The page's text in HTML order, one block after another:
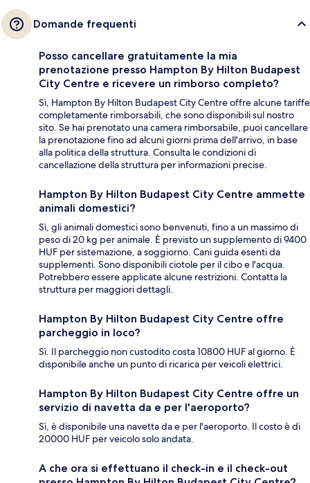
Domande frequenti
Posso cancellare gratuitamente la mia
prenotazione presso Hampton By Hilton Budapest
City Centre e ricevere un rimborso completo?
Sì, Hampton By Hilton Budapest City Centre offre alcune tariffe
completamente rimborsabili, che sono disponibili sul nostro
sito. Se hai prenotato una camera rimborsabile, puoi cancellare
la prenotazione fino ad alcuni giorni prima dell'arrivo, in base
alla politica della struttura. Consulta le condizioni di
cancellazione della struttura per informazioni precise.
Hampton By Hilton Budapest City Centre ammette
animali domestici?
Sì, gli animali domestici sono benvenuti, fino a un massimo di
peso di 20 kg per animale. È previsto un supplemento di 9400
HUF per sistemazione, a soggiorno. Cani guida esenti da
supplementi. Sono disponibili ciotole per il cibo e l'acqua.
Potrebbero essere applicate alcune restrizioni. Contatta la
struttura per maggiori dettagli.
Hampton By Hilton Budapest City Centre offre
parcheggio in loco?
Sì. Il parcheggio non custodito costa 10800 HUF al giorno. È
disponibile anche un punto di ricarica per veicoli elettrici.
Hampton By Hilton Budapest City Centre offre un
servizio di navetta da e per l'aeroporto?
Sì, è disponibile una navetta da e per l'aeroporto. Il costo è di
20000 HUF per veicolo solo andata.
A che ora si effettuano il check-in e il check-out